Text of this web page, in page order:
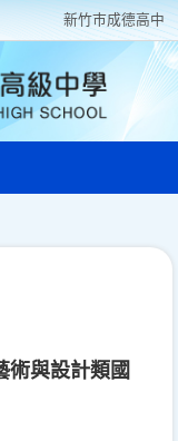
新竹巿成德高中
術與設計類國